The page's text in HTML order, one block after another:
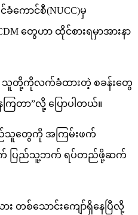
ောင်စီ(NUCC)မှ
တွေဟာ ထိုင်စားရမှာအားနာ
။ သူတို့ကိုလက်ခံထားတဲ့ စခန်းတွေ
ြတာ”လို့ ပြောပါတယ်။
ည်သူတွေကို အကြမ်းဖက်
ာက် ပြည်သူ့ဘက် ရပ်တည်ဖို့ဆက်
း တစ်သောင်းကျော်ရှိနေပြီလို့